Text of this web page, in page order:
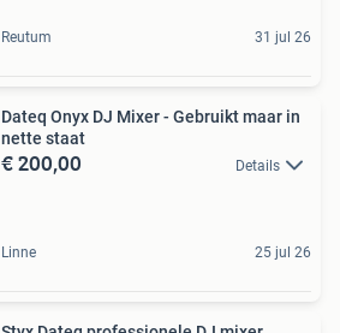
Reutum 31 jul 26
Dateq Onyx DJ Mixer - Gebruikt maar in
nette staat
€ 200,00 Details
Linne 25 jul 26